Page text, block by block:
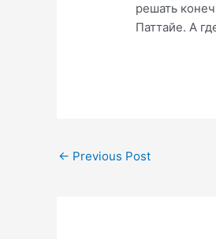
решать
Паттайе. А
Post
← Previous Post